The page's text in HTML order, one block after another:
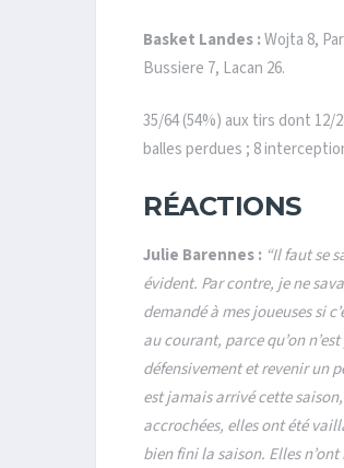
Basket Landes :Wojta 8,
Bussiere 7, Lacan 26.
35/64 (54%) aux tirs dont 12/
balles perdues ; 8
RÉACTIONS
Julie Barennes : “Il faut se
évident. Par contre, je ne
demandé à mes joueuses si
au courant, parce qu’on
défensivement et revenir un
est jamais arrivé cette
accrochées, elles ont été
bien fini la saison. Elles